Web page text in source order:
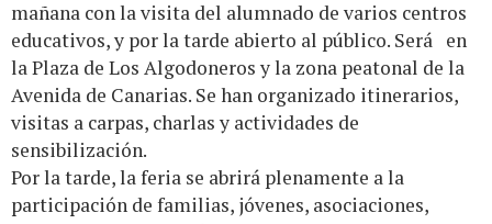
mañana con la visita del alumnado de varios centros
educativos, y por la tarde abierto al público. Será en
la Plaza de Los Algodoneros y la zona peatonal de la
Avenida de Canarias. Se han organizado itinerarios,
visitas a carpas, charlas y actividades de
sensibilización.
Por la tarde, la feria se abrirá plenamente a la
participación de familias, jóvenes, asociaciones,